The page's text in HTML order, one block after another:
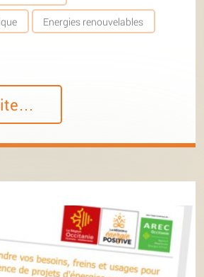
Energies renouvelables